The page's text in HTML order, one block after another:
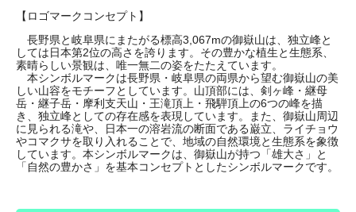
【ロゴマークコンセプト】
長野県と岐阜県にまたがる標高3,067mの御嶽山は、独立峰と
しては日本第2位の高さを誇ります。その豊かな植生と生態系、
素晴らしい景観は、唯一無二の姿をたたえています。
本シンボルマークは長野県・岐阜県の両県から望む御嶽山の美
しい山容をモチーフとしています。山頂部には、剣ヶ峰・継母
岳・継子岳・摩利支天山・王滝頂上・飛騨頂上の6つの峰を描
き、独立峰としての存在感を表現しています。また、御嶽山周辺
に見られる滝や、日本一の溶岩流の断面である巌立、ライチョウ
やコマクサを取り入れることで、地域の自然環境と生態系を象徴
しています。本シンボルマークは、御嶽山が持つ「雄大さ」と
「自然の豊かさ」を基本コンセプトとしたシンボルマークです。